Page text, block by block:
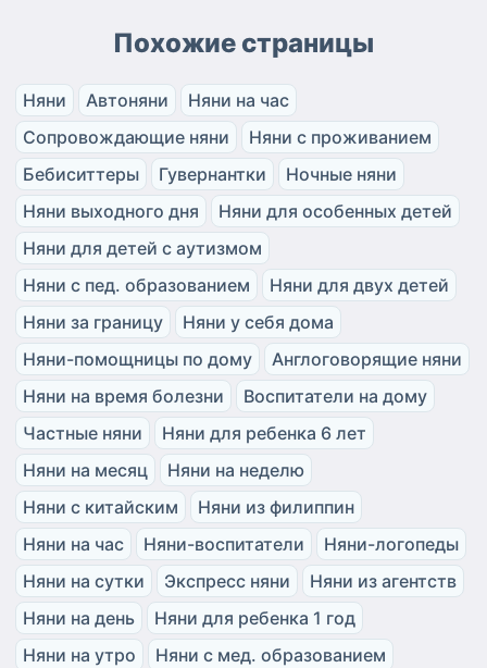
Похожие страницы
Няни Автоняни
Няни на час
Сопровождающие няни
Няни с проживанием
Бебиситтеры
Гувернантки
Ночные няни
Няни выходного дня
Няни для особенных детей
Няни для детей с аутизмом
Няни с пед. образованием
Няни для двух детей
Няни за границу
Няни у себя дома
Няни-помощницы по дому
Англоговорящие няни
Няни на время болезни
Воспитатели на дому
Частные няни
Няни для ребенка 6 лет
Няни на месяц
Няни на неделю
Няни с китайским
Няни из филиппин
Няни на час
Няни-воспитатели
Няни-логопеды
Няни на сутки
Экспресс няни
Няни из агентств
Няни на день
Няни для ребенка 1 год
Няни на утро
Няни с мед. образованием